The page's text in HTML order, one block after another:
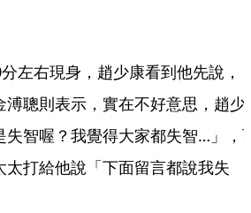
左右現身，趙少康看到他先說，
溥聰則表示，實在不好意思，趙少
失智喔？我覺得大家都失智…」，
太打給他說「下面留言都說我失